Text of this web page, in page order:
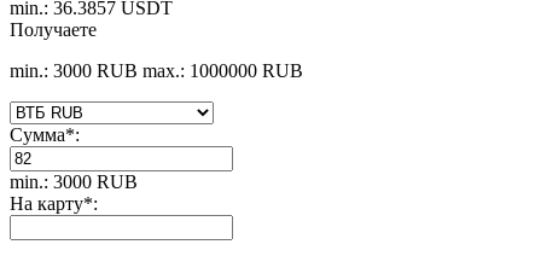
min.: 36.3857 USDT
Получаете
min.: 3000 RUB max.: 1000000 RUB
Сумма*:
min.: 3000 RUB
На карту*: